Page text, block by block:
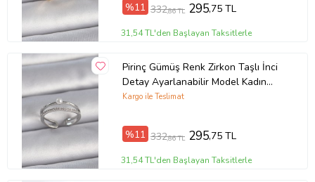
%11 332,86 TL 295,75 TL
31,54 TL'den Başlayan Taksitlerle
Pirinç Gümüş Renk Zirkon Taşlı İnci
Detay Ayarlanabilir Model Kadın
Yüzük - TJ-BYK3371
Kargo ile Teslimat
%11 332,86 TL 295,75 TL
31,54 TL'den Başlayan Taksitlerle